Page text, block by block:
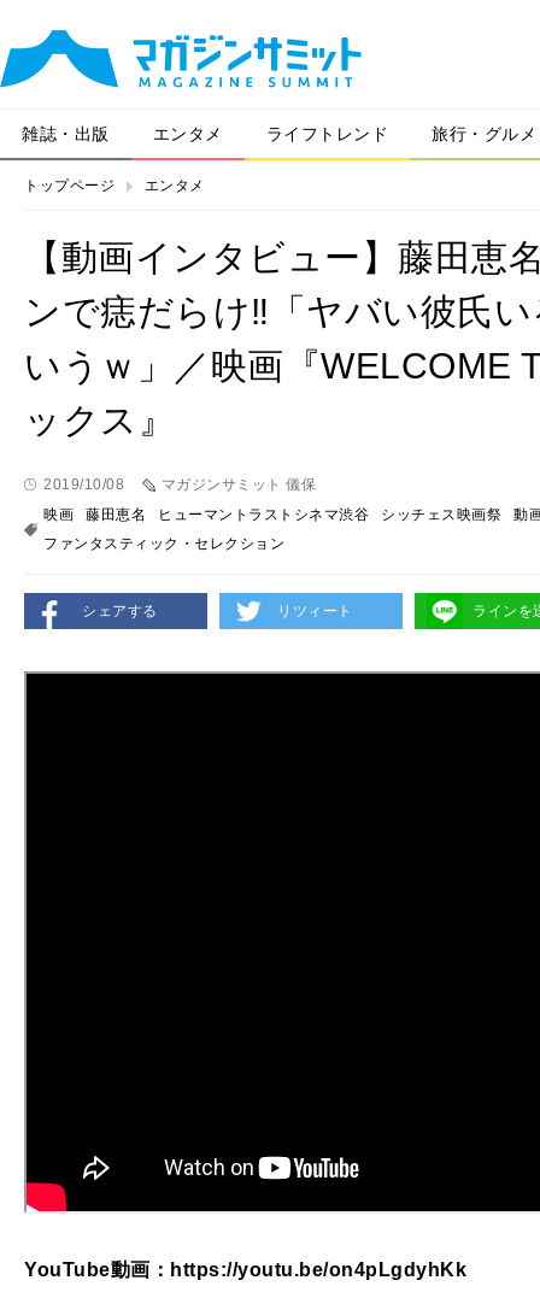
雑誌・出版 エンタメ ライフトレンド 旅行・グルメ
トップページ エンタメ
【動画インタビュー】藤田恵
ンで痣だらけ‼「ヤバい彼氏
いうｗ」／映画『WELCOME
ックス』
2019/10/08
マガジンサミット 儀保
映画
藤田恵名 ヒューマントラストシネマ渋谷 シッチェス映画祭
動
ファンタスティック・セレクション
シェアする リツィート ラインを
YouTube動画：https://youtu.be/on4pLgdyhKk